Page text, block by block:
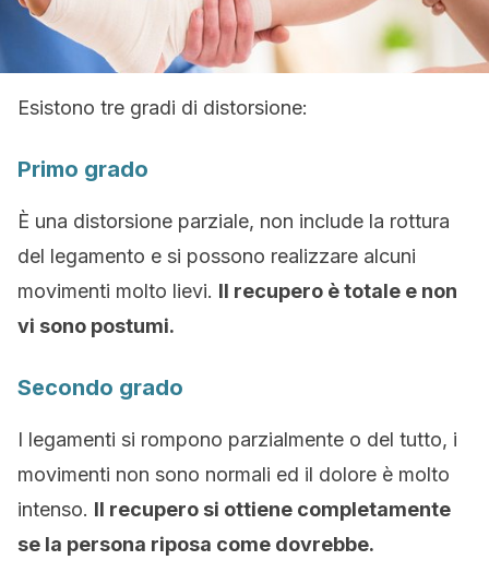
Esistono tre gradi di distorsione:
Primo grado
È una distorsione parziale, non include la rottura
del legamento e si possono realizzare alcuni
movimenti molto lievi. Il recupero è totale e non
vi sono postumi.
Secondo grado
I legamenti si rompono parzialmente o del tutto, i
movimenti non sono normali ed il dolore è molto
intenso. Il recupero si ottiene completamente
se la persona riposa come dovrebbe.